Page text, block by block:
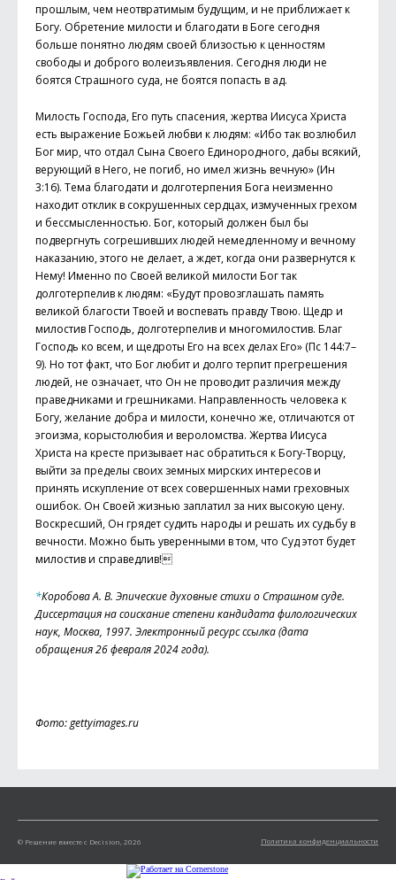
прошлым, чем неотвратимым будущим, и не приближает к
Богу. Обретение милости и благодати в Боге сегодня
больше понятно людям своей близостью к ценностям
свободы и доб­рого волеизъявления. Сегодня люди не
боятся Страшного суда, не боятся попасть в ад.
Милость Господа, Его путь спасения, жертва Иисуса Христа
есть выражение Божьей любви к людям: «Ибо так возлюбил
Бог мир, что отдал Сына Своего Единородного, дабы всякий,
верующий в Него, не погиб, но имел жизнь вечную» (Ин
3:16). Тема благодати и долготерпения Бога неизменно
находит отклик в сокрушенных сердцах, измученных грехом
и бессмысленностью. Бог, который должен был бы
подвергнуть согрешивших людей немедленному и вечному
наказанию, этого не делает, а ждет, когда они развернутся к
Нему! Именно по Своей великой милости Бог так
долготерпелив к людям: «Будут провозглашать память
великой благости Твоей и воспевать правду Твою. Щедр и
милостив Господь, долготерпелив и многомилостив. Благ
Господь ко всем, и щедроты Его на всех делах Его» (Пс 144:7–
9). Но тот факт, что Бог любит и долго терпит прегрешения
людей, не означает, что Он не проводит различия между
праведниками и грешниками. Направленность человека к
Богу, желание доб­ра и милости, конечно же, отличаются от
эгоизма, корыстолюбия и вероломства. Жертва Иисуса
Христа на кресте призывает нас обратиться к Богу-Творцу,
выйти за пределы своих земных мирских интересов и
принять искупление от всех совершенных нами греховных
ошибок. Он Своей жизнью заплатил за них высокую цену.
Воскресший, Он грядет судить народы и решать их судьбу в
вечности. Можно быть уверенными в том, что Суд этот будет
милостив и справедлив!
*Коробова А. В. Эпические духовные стихи о Страшном суде.
Диссертация на соискание степени кандидата филологических
наук, Москва, 1997. Электронный ресурс ссылка (дата
обращения 26 февраля 2024 года).
Фото: gettyimages.ru
Политика конфиденциальности
© Решение вместе с Decision, 2026